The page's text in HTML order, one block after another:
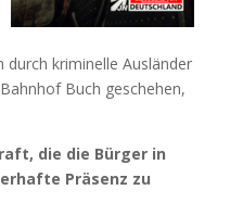
kriminelle Ausländer
Buch geschehen,
die die Bürger in
Präsenz zu